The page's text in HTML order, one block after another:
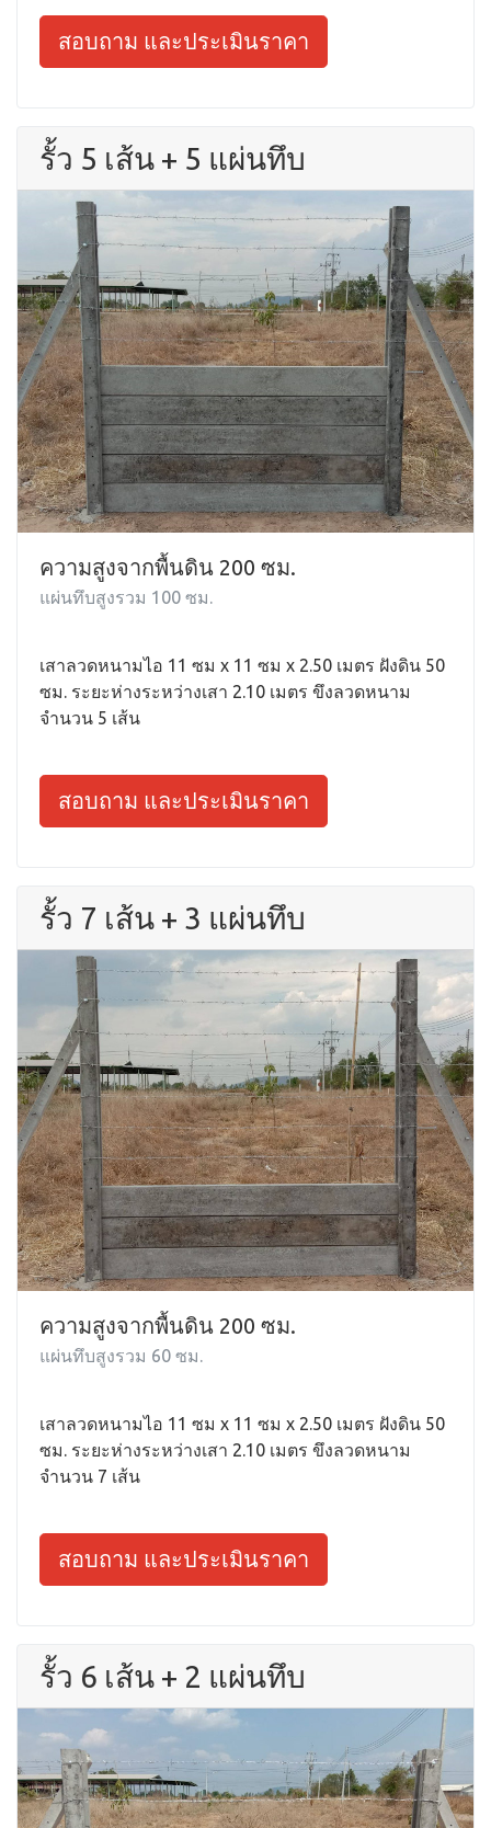
สอบถาม และประเมินราคา
รั้ว 5 เส้น + 5 แผ่นทึบ
ความสูงจากพื้นดิน 200 ซม.
แผ่นทึบสูงรวม 100 ซม.
เสาลวดหนามไอ 11 ซม x 11 ซม x 2.50 เมตร ฝังดิน 50
ซม. ระยะห่างระหว่างเสา 2.10 เมตร ขึงลวดหนาม
จำนวน 5 เส้น
สอบถาม และประเมินราคา
รั้ว 7 เส้น + 3 แผ่นทึบ
ความสูงจากพื้นดิน 200 ซม.
แผ่นทึบสูงรวม 60 ซม.
เสาลวดหนามไอ 11 ซม x 11 ซม x 2.50 เมตร ฝังดิน 50
ซม. ระยะห่างระหว่างเสา 2.10 เมตร ขึงลวดหนาม
จำนวน 7 เส้น
สอบถาม และประเมินราคา
รั้ว 6 เส้น + 2 แผ่นทึบ